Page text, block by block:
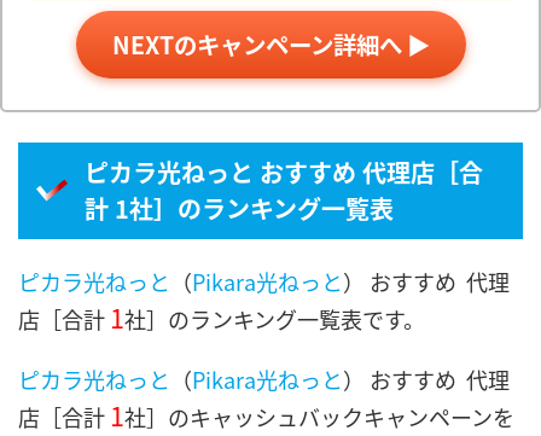
NEXTのキャンペーン詳細へ ▶
ピカラ光ねっと おすすめ 代理店［合
計 1社］のランキング一覧表
ピカラ光ねっと （Pikara光ねっと） おすすめ 代理
店［合計 1社］のランキング一覧表です。
ピカラ光ねっと （Pikara光ねっと） おすすめ 代理
店［合計 1社］のキャッシュバックキャンペーンを